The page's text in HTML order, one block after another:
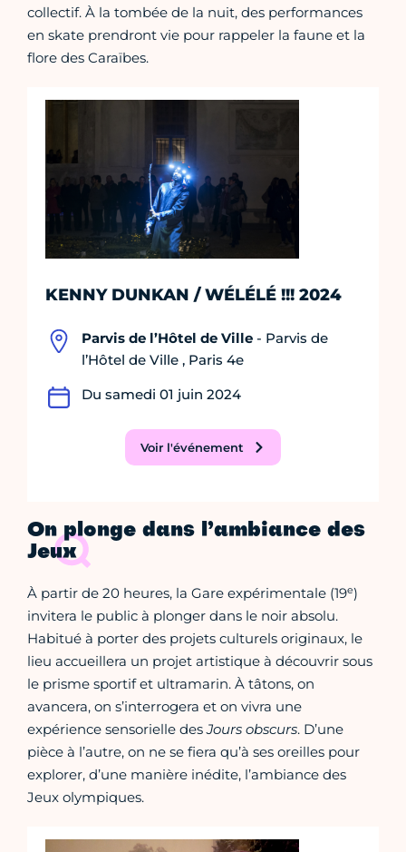
collectif. À la tombée de la nuit, des performances
en skate prendront vie pour rappeler la faune et la
flore des Caraïbes.
KENNY DUNKAN / WÉLÉLÉ !!! 2024
Parvis de l’Hôtel de Ville - Parvis de
l’Hôtel de Ville , Paris 4e
Du samedi 01 juin 2024
Voir l'événement
On plonge dans l’ambiance des
Jeux
À partir de 20 heures, la Gare expérimentale (19e)
invitera le public à plonger dans le noir absolu.
Habitué à porter des projets culturels originaux, le
lieu accueillera un projet artistique à découvrir sous
le prisme sportif et ultramarin. À tâtons, on
avancera, on s’interrogera et on vivra une
expérience sensorielle desJours obscurs. D’une
pièce à l’autre, on ne se fiera qu’à ses oreilles pour
explorer, d’une manière inédite, l’ambiance des
Jeux olympiques.